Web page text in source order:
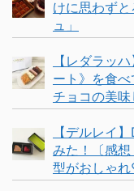
けに思わず
ュ」
【レダラッ
ート》を食
チョコの美
【デルレイ
みた！〔感
型がおしゃ